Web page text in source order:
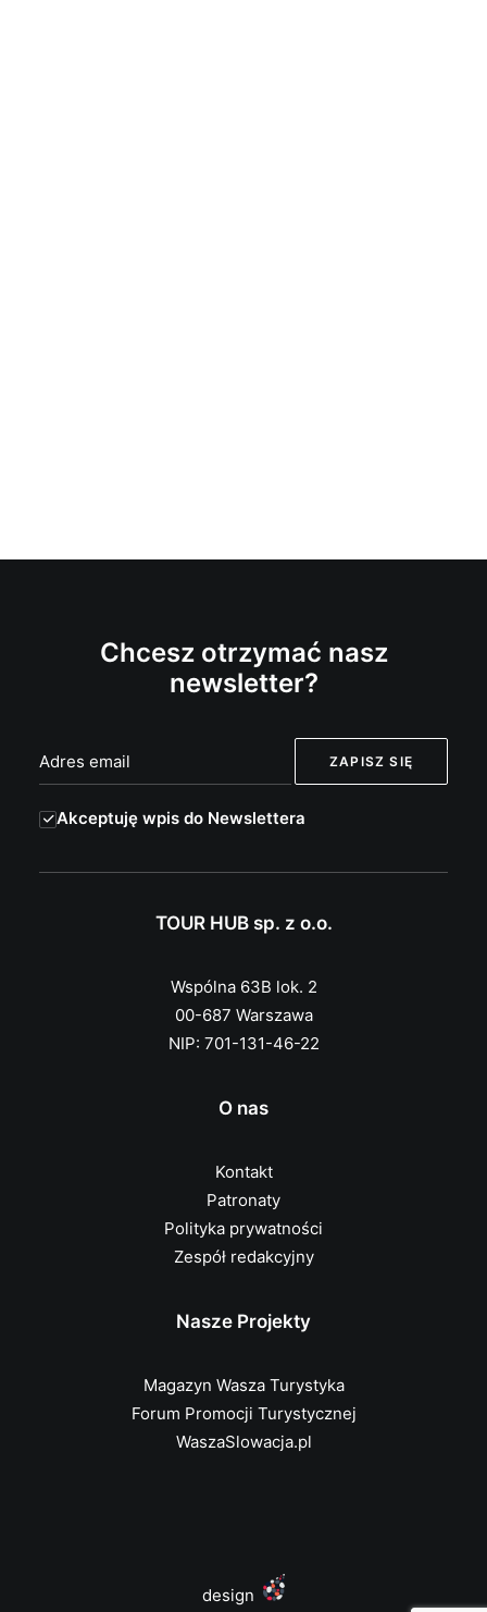
Chcesz otrzymać nasz
newsletter?
Akceptuję wpis do Newslettera
TOUR HUB sp. z o.o.
Wspólna 63B lok. 2
00-687 Warszawa
NIP: 701-131-46-22
O nas
Kontakt
Patronaty
Polityka prywatności
Zespół redakcyjny
Nasze Projekty
Magazyn Wasza Turystyka
Forum Promocji Turystycznej
WaszaSlowacja.pl
design